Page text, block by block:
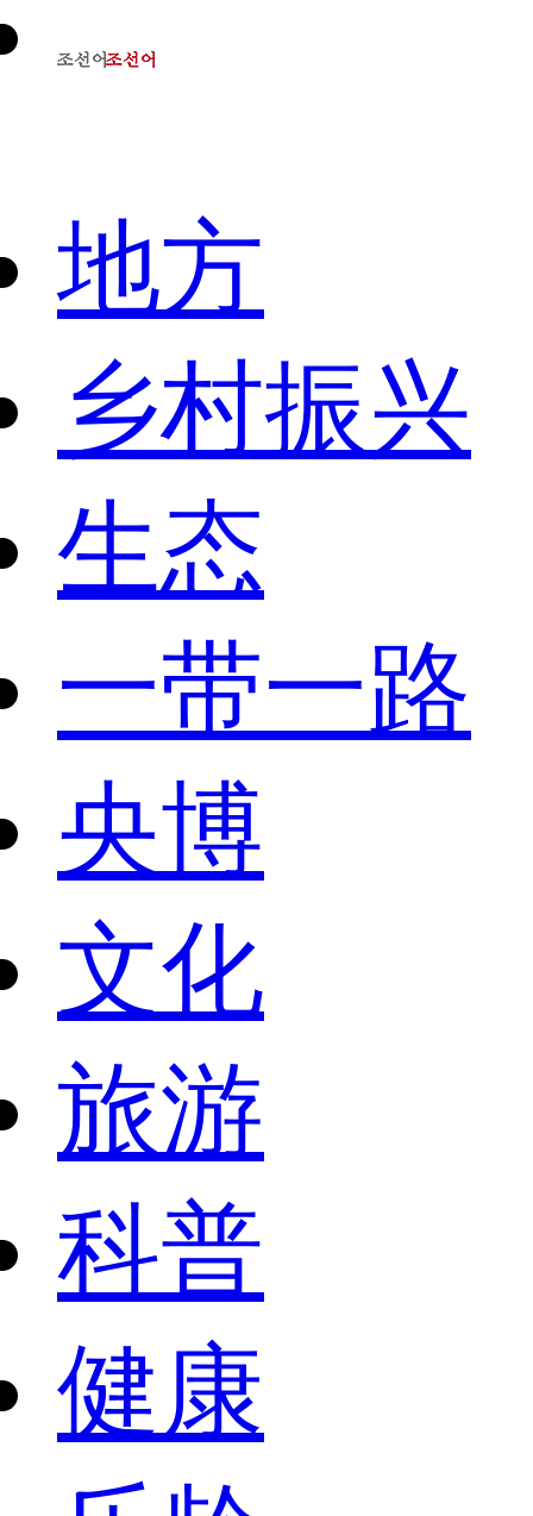
地方
乡村振兴
生态
一带一路
央博
文化
旅游
科普
健康